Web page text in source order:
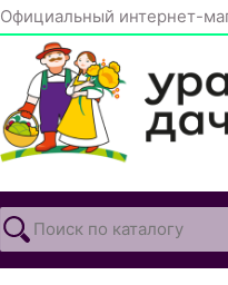
Официальный интернет-